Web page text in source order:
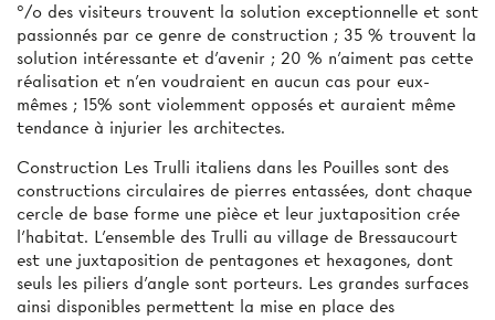
°/o des visiteurs trouvent la solution exceptionnelle et sont
passionnés par ce genre de construction ; 35 % trouvent la
solution intéressante et d’avenir ; 20 % n’aiment pas cette
réalisation et n’en voudraient en aucun cas pour eux-
mêmes ; 15% sont violemment opposés et auraient même
tendance à injurier les architectes.
Construction Les Trulli italiens dans les Pouilles sont des
constructions circulaires de pierres entassées, dont chaque
cercle de base forme une pièce et leur juxtaposition crée
l’habitat. L’ensemble des Trulli au village de Bressaucourt
est une juxtaposition de pentagones et hexagones, dont
seuls les piliers d'angle sont porteurs. Les grandes surfaces
ainsi disponibles permettent la mise en place des